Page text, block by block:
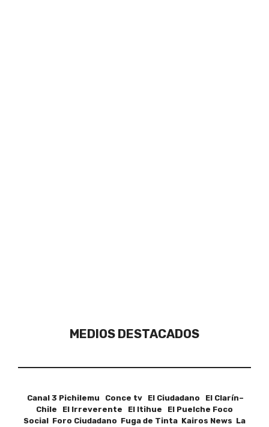
MEDIOS DESTACADOS
Canal 3 Pichilemu Conce tv El Ciudadano El Clarín–
Chile El Irreverente El Itihue El Puelche Foco
Social Foro Ciudadano Fuga de Tinta Kairos News La